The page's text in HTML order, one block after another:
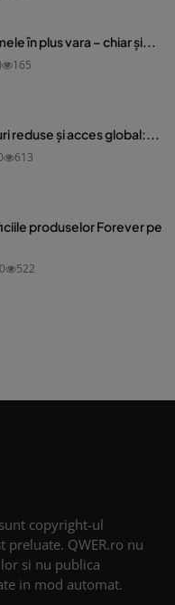
în plus vara – chiar și...
165
reduse și acces global:...
613
produselor Forever pe
0 522
copyright-ul
QWER.ro nu
si nu publica
in mod automat.